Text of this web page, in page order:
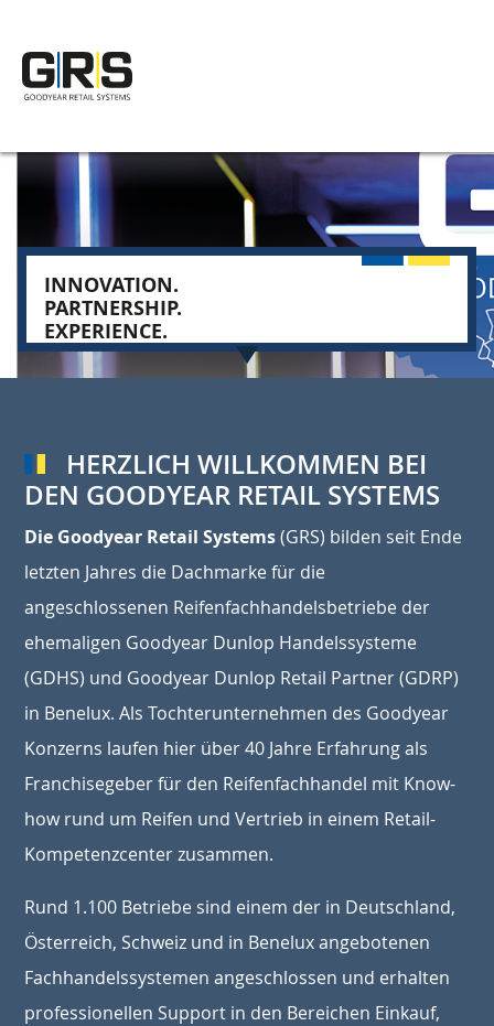
contenuto
principale
INNOVATION.
PARTNERSHIP.
EXPERIENCE.
HERZLICH WILLKOMMEN BEI
DEN GOODYEAR RETAIL SYSTEMS
Die Goodyear Retail Systems(GRS) bilden seit Ende
letzten Jahres die Dachmarke für die
angeschlossenen Reifenfachhandelsbetriebe der
ehemaligen Goodyear Dunlop Handelssysteme
(GDHS) und Goodyear Dunlop Retail Partner (GDRP)
in Benelux. Als Tochterunternehmen des Goodyear
Konzerns laufen hier über 40 Jahre Erfahrung als
Franchisegeber für den Reifenfachhandel mit Know-
how rund um Reifen und Vertrieb in einem Retail-
Kompetenzcenter zusammen.
Rund 1.100 Betriebe sind einem der in Deutschland,
Österreich, Schweiz und in Benelux angebotenen
Fachhandelssystemen angeschlossen und erhalten
professionellen Support in den Bereichen Einkauf,